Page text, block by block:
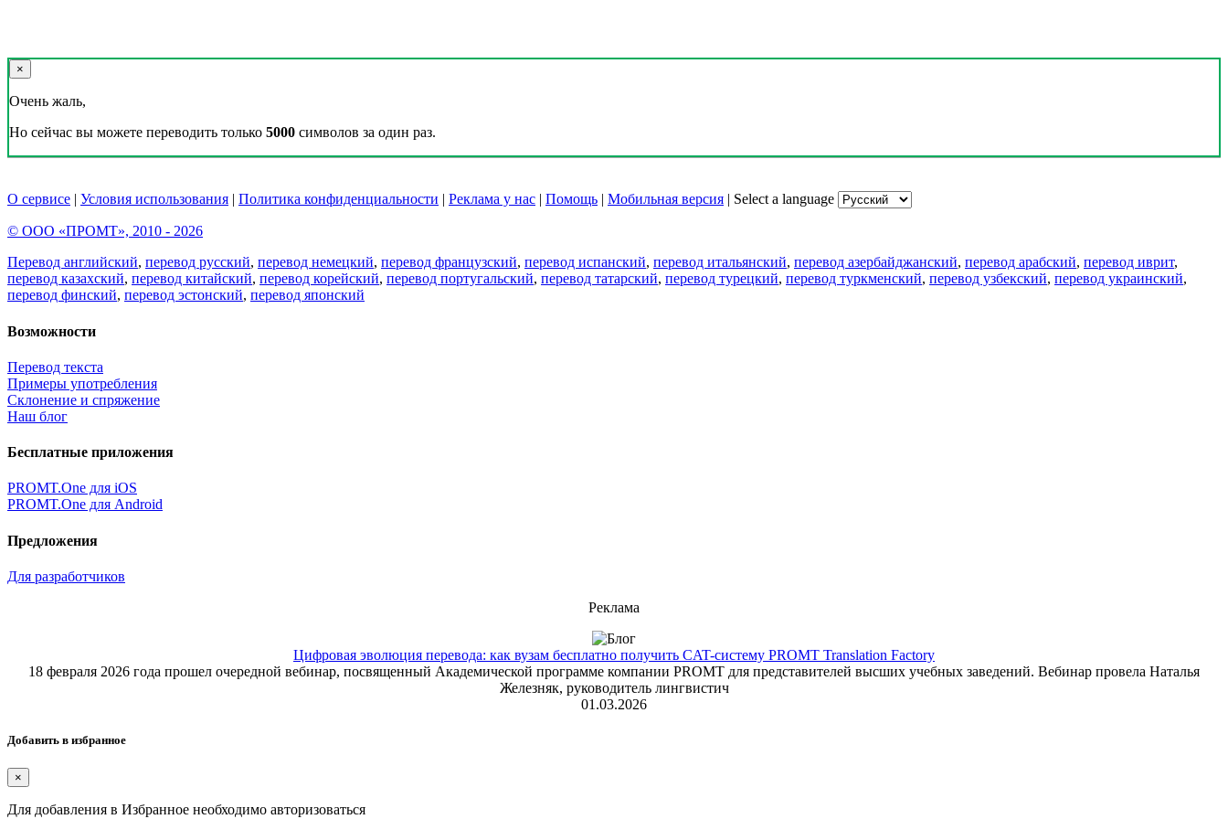
×
Очень жаль,
Но сейчас вы можете переводить только 5000 символов за один раз.
О сервисе | Условия использования | Политика конфиденциальности | Реклама у нас | Помощь | Мобильная версия | Select a language
© ООО «ПРОМТ», 2010 - 2026
Перевод английский, перевод русский, перевод немецкий, перевод французский, перевод испанский, перевод итальянский, перевод азербайджанский, перевод арабский, перевод иврит,
перевод казахский, перевод китайский, перевод корейский, перевод португальский, перевод татарский, перевод турецкий, перевод туркменский, перевод узбекский, перевод украинский,
перевод финский, перевод эстонский, перевод японский
Возможности
Перевод текста
Примеры употребления
Склонение и спряжение
Наш блог
Бесплатные приложения
PROMT.One для iOS
PROMT.One для Android
Предложения
Для разработчиков
Реклама
Цифровая эволюция перевода: как вузам бесплатно получить CAT-систему PROMT Translation Factory
18 февраля 2026 года прошел очередной вебинар, посвященный Академической программе компании PROMT для представителей высших учебных заведений. Вебинар провела Наталья
Железняк, руководитель лингвистич
01.03.2026
Добавить в избранное
×
Для добавления в Избранное необходимо авторизоваться